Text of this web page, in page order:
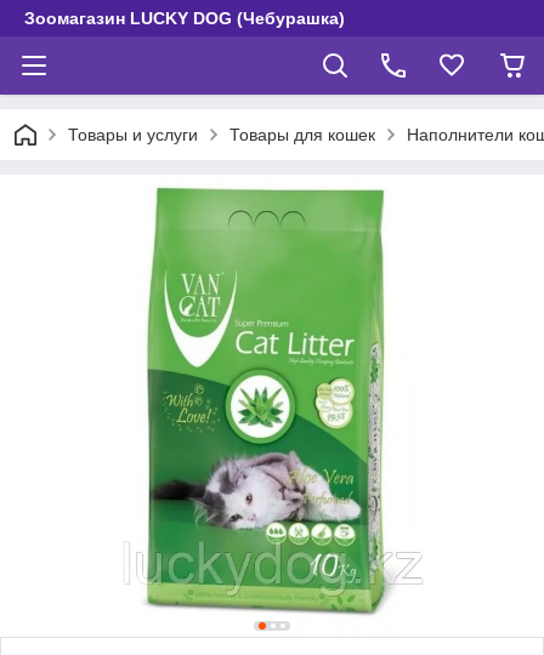
Зоомагазин LUCKY DOG (Чебурашка)
Товары и услуги Товары для кошек Наполнители